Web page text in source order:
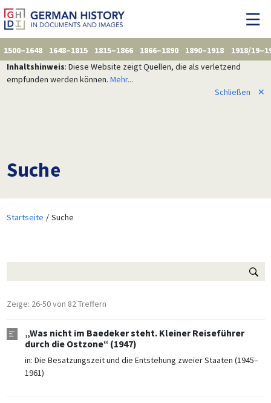
1500–1648 1648–1815 1815–1866 1866–1890 1890–1918
1918/
Inhaltshinweis: Diese Website zeigt Quellen, die als verletzend
empfunden werden können. Mehr...
Schließen
✕
Suche
Startseite Suche
Zeige: 26-50 von 82 Treffern
„Was nicht im Baedeker steht. Kleiner Reiseführer
durch die Ostzone“ (1947)
in: Die Besatzungszeit und die Entstehung zweier Staaten (1945–
1961)